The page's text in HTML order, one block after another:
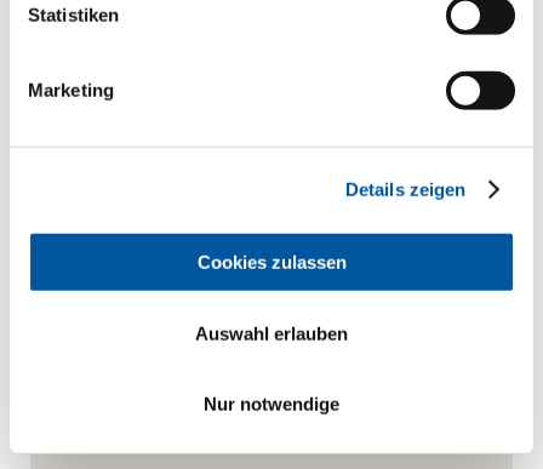
Statistiken
Marketing
Details zeigen
Cookies zulassen
Auswahl erlauben
Nur notwendige
FIN-Project Festverglasung